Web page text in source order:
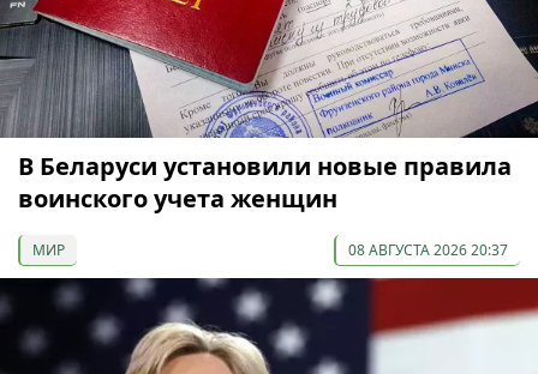
В Беларуси установили новые правила
воинского учета женщин
МИР 08 АВГУСТА 2026 20:37